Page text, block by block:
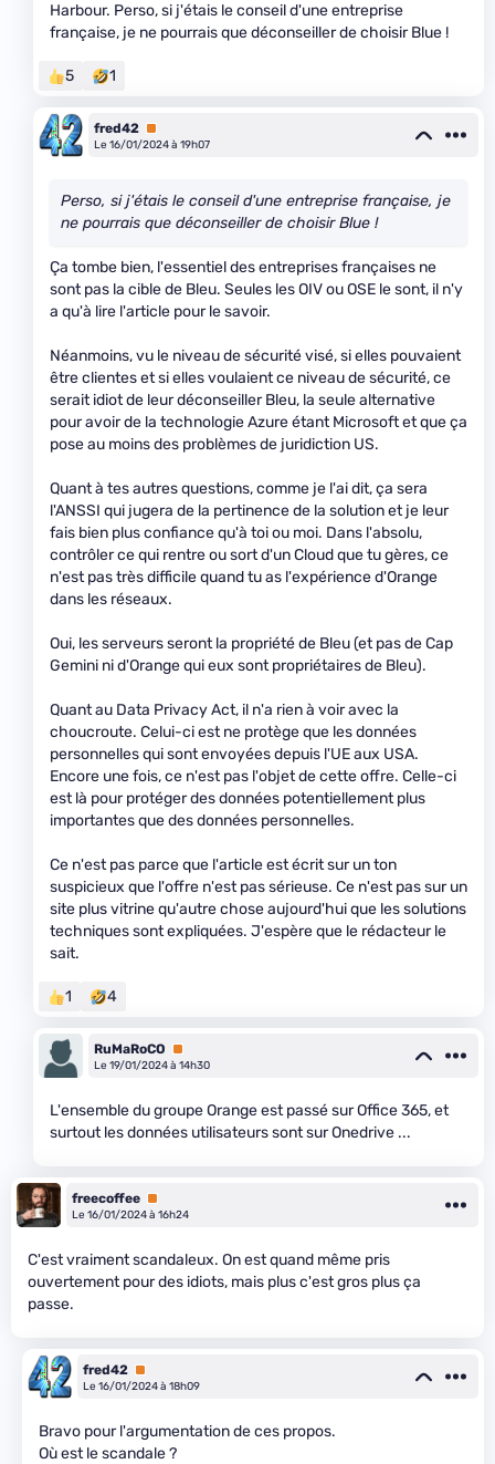
Harbour. Perso, si j'étais le conseil d'une entreprise
française, je ne pourrais que déconseiller de choisir Blue !
5 1
fred42 Premium
Le 16/01/2024 à 19h07
Perso, si j'étais le conseil d'une entreprise française, je
ne pourrais que déconseiller de choisir Blue !
Ça tombe bien, l'essentiel des entreprises françaises ne
sont pas la cible de Bleu. Seules les OIV ou OSE le sont, il n'y
a qu'à lire l'article pour le savoir.
Néanmoins, vu le niveau de sécurité visé, si elles pouvaient
être clientes et si elles voulaient ce niveau de sécurité, ce
serait idiot de leur déconseiller Bleu, la seule alternative
pour avoir de la technologie Azure étant Microsoft et que ça
pose au moins des problèmes de juridiction US.
Quant à tes autres questions, comme je l'ai dit, ça sera
l'ANSSI qui jugera de la pertinence de la solution et je leur
fais bien plus confiance qu'à toi ou moi. Dans l'absolu,
contrôler ce qui rentre ou sort d'un Cloud que tu gères, ce
n'est pas très difficile quand tu as l'expérience d'Orange
dans les réseaux.
Oui, les serveurs seront la propriété de Bleu (et pas de Cap
Gemini ni d'Orange qui eux sont propriétaires de Bleu).
Quant au Data Privacy Act, il n'a rien à voir avec la
choucroute. Celui-ci est ne protège que les données
personnelles qui sont envoyées depuis l'UE aux USA.
Encore une fois, ce n'est pas l'objet de cette offre. Celle-ci
est là pour protéger des données potentiellement plus
importantes que des données personnelles.
Ce n'est pas parce que l'article est écrit sur un ton
suspicieux que l'offre n'est pas sérieuse. Ce n'est pas sur un
site plus vitrine qu'autre chose aujourd'hui que les solutions
techniques sont expliquées. J'espère que le rédacteur le
sait.
1 4
RuMaRoCO
Premium
Le 19/01/2024 à 14h30
L'ensemble du groupe Orange est passé sur Office 365, et
surtout les données utilisateurs sont sur Onedrive ...
freecoffee Premium
Le 16/01/2024 à 16h24
C'est vraiment scandaleux. On est quand même pris
ouvertement pour des idiots, mais plus c'est gros plus ça
passe.
fred42 Premium
Le 16/01/2024 à 18h09
Bravo pour l'argumentation de ces propos.
Où est le scandale ?